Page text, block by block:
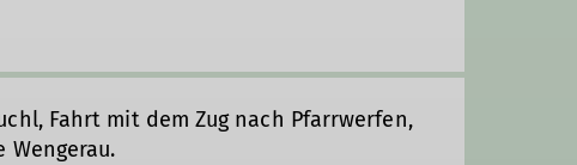
Fahrt mit dem Zug nach Pfarrwerfen,